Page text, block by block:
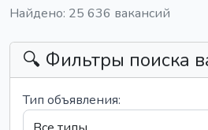
Найдено: 25 636 вакансий
🔍 Фильтры поиска
Тип объявления: